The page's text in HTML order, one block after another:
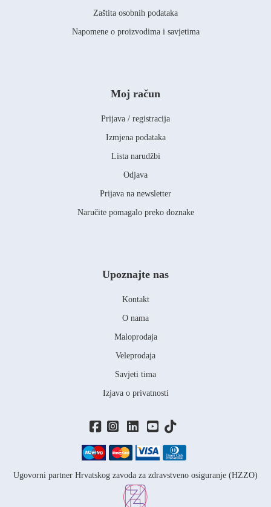
Zaštita osobnih podataka
Napomene o proizvodima i savjetima
Moj račun
Prijava / registracija
Izmjena podataka
Lista narudžbi
Odjava
Prijava na newsletter
Naručite pomagalo preko doznake
Ugovorni partner Hrvatskog zavoda za zdravstveno osiguranje (HZZO)
Upoznajte nas
Kontakt
O nama
Maloprodaja
Veleprodaja
Savjeti tima
Izjava o privatnosti